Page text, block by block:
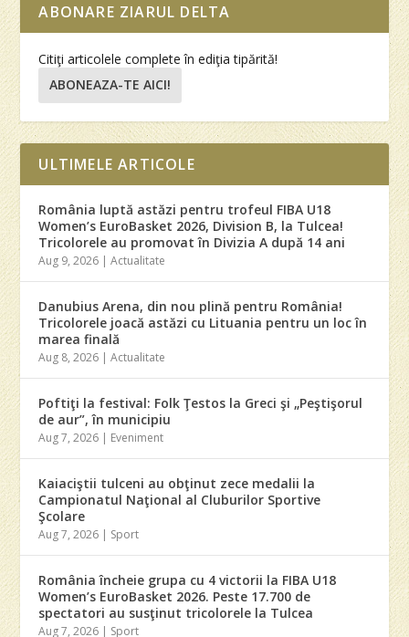
ABONARE ZIARUL DELTA
Citiţi articolele complete în ediţia tipărită!
ABONEAZA-TE AICI!
ULTIMELE ARTICOLE
România luptă astăzi pentru trofeul FIBA U18
Women’s EuroBasket 2026, Division B, la Tulcea!
Tricolorele au promovat în Divizia A după 14 ani
Aug 9, 2026 |Actualitate
Danubius Arena, din nou plină pentru România!
Tricolorele joacă astăzi cu Lituania pentru un loc în
marea finală
Aug 8, 2026 |Actualitate
Poftiţi la festival: Folk Ţestos la Greci şi „Peştişorul
de aur”, în municipiu
Aug 7, 2026 | Eveniment
Kaiaciştii tulceni au obţinut zece medalii la
Campionatul Naţional al Cluburilor Sportive
Şcolare
Aug 7, 2026 | Sport
România încheie grupa cu 4 victorii la FIBA U18
Women’s EuroBasket 2026. Peste 17.700 de
spectatori au susţinut tricolorele la Tulcea
Aug 7, 2026 | Sport